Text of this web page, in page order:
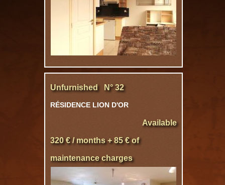
Unfurnished N° 32
RÉSIDENCE LION D'OR
Available
320 € / months + 85 € of
maintenance charges